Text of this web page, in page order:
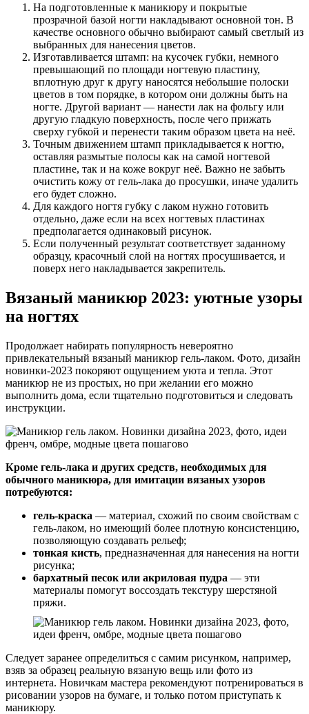
На подготовленные к маникюру и покрытые
прозрачной базой ногти накладывают основной тон. В
качестве основного обычно выбирают самый светлый из
выбранных для нанесения цветов.
Изготавливается штамп: на кусочек губки, немного
превышающий по площади ногтевую пластину,
вплотную друг к другу наносятся небольшие полоски
цветов в том порядке, в котором они должны быть на
ногте. Другой вариант — нанести лак на фольгу или
другую гладкую поверхность, после чего прижать
сверху губкой и перенести таким образом цвета на неё.
Точным движением штамп прикладывается к ногтю,
оставляя размытые полосы как на самой ногтевой
пластине, так и на коже вокруг неё. Важно не забыть
очистить кожу от гель-лака до просушки, иначе удалить
его будет сложно.
Для каждого ногтя губку с лаком нужно готовить
отдельно, даже если на всех ногтевых пластинах
предполагается одинаковый рисунок.
Если полученный результат соответствует заданному
образцу, красочный слой на ногтях просушивается, и
поверх него накладывается закрепитель.
Вязаный маникюр 2023: уютные узоры
на ногтях
Продолжает набирать популярность невероятно
привлекательный вязаный маникюр гель-лаком. Фото, дизайн
новинки-2023 покоряют ощущением уюта и тепла. Этот
маникюр не из простых, но при желании его можно
выполнить дома, если тщательно подготовиться и следовать
инструкции.
Кроме гель-лака и других средств, необходимых для
обычного маникюра, для имитации вязаных узоров
потребуются:
гель-краска — материал, схожий по своим свойствам с
гель-лаком, но имеющий более плотную консистенцию,
позволяющую создавать рельеф;
тонкая кисть, предназначенная для нанесения на ногти
рисунка;
бархатный песок или акриловая пудра — эти
материалы помогут воссоздать текстуру шерстяной
пряжи.
Следует заранее определиться с самим рисунком, например,
взяв за образец реальную вязаную вещь или фото из
интернета. Новичкам мастера рекомендуют потренироваться в
рисовании узоров на бумаге, и только потом приступать к
маникюру.